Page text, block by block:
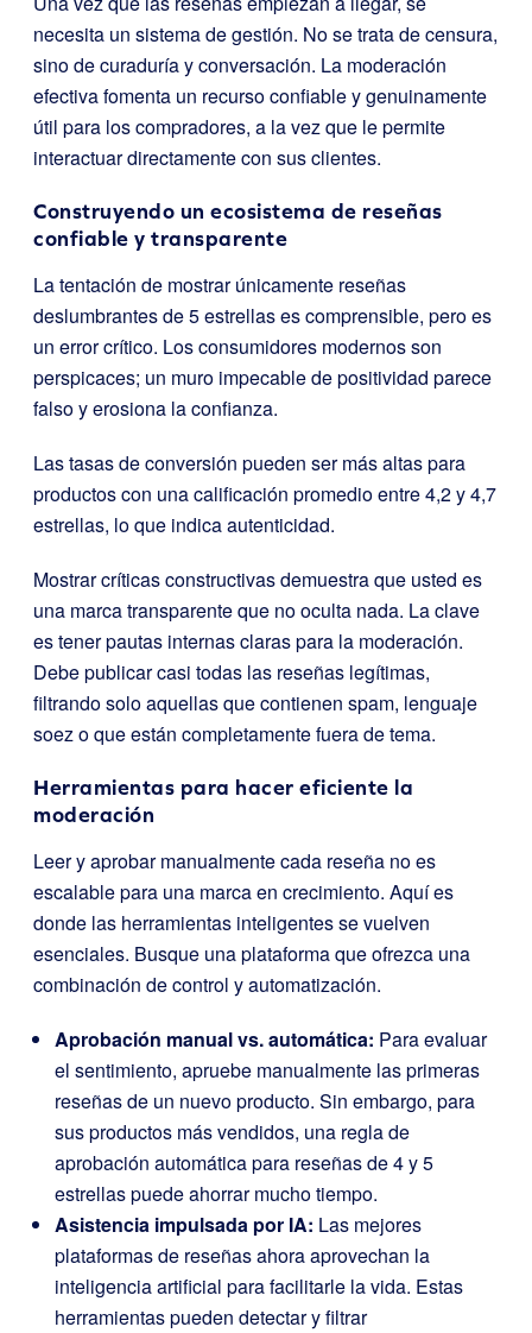
necesita un sistema de gestión. No se trata de censura,
sino de curaduría y conversación. La moderación
efectiva fomenta un recurso confiable y genuinamente
útil para los compradores, a la vez que le permite
interactuar directamente con sus clientes.
Construyendo un ecosistema de reseñas
confiable y transparente
La tentación de mostrar únicamente reseñas
deslumbrantes de 5 estrellas es comprensible, pero es
un error crítico. Los consumidores modernos son
perspicaces; un muro impecable de positividad parece
falso y erosiona la confianza.
Las tasas de conversión pueden ser más altas para
productos con una calificación promedio entre 4,2 y 4,7
estrellas, lo que indica autenticidad.
Mostrar críticas constructivas demuestra que usted es
una marca transparente que no oculta nada. La clave
es tener pautas internas claras para la moderación.
Debe publicar casi todas las reseñas legítimas,
filtrando solo aquellas que contienen spam, lenguaje
soez o que están completamente fuera de tema.
Herramientas para hacer eficiente la
moderación
Leer y aprobar manualmente cada reseña no es
escalable para una marca en crecimiento. Aquí es
donde las herramientas inteligentes se vuelven
esenciales. Busque una plataforma que ofrezca una
combinación de control y automatización.
Aprobación manual vs. automática: Para evaluar
el sentimiento, apruebe manualmente las primeras
reseñas de un nuevo producto. Sin embargo, para
sus productos más vendidos, una regla de
aprobación automática para reseñas de 4 y 5
estrellas puede ahorrar mucho tiempo.
Asistencia impulsada por IA: Las mejores
plataformas de reseñas ahora aprovechan la
inteligencia artificial para facilitarle la vida. Estas
herramientas pueden detectar y filtrar